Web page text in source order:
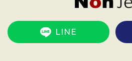
LINE